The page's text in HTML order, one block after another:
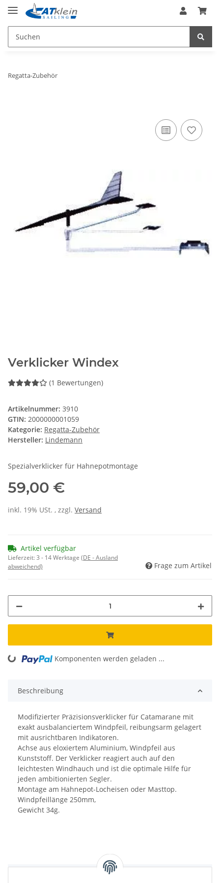
Regatta-Zubehör
Verklicker Windex
(1 Bewertungen)
Artikelnummer: 3910
GTIN: 2000000001059
Kategorie: Regatta-Zubehör
Hersteller: Lindemann
Spezialverklicker für Hahnepotmontage
59,00 €
inkl. 19% USt. , zzgl. Versand
Artikel verfügbar
Lieferzeit:3 - 14 Werktage (DE - Ausland
abweichend)
Frage zum Artikel
Loading... Komponenten werden geladen ...
Beschreibung
Modifizierter Präzisionsverklicker für Catamarane mit
exakt ausbalanciertem Windpfeil, reibungsarm gelagert
mit ausrichtbaren Indikatoren.
Achse aus eloxiertem Aluminium, Windpfeil aus
Kunststoff. Der Verklicker reagiert auch auf den
leichtesten Windhauch und ist die optimale Hilfe für
jeden ambitionierten Segler.
Montage am Hahnepot-Locheisen oder Masttop.
Windpfeillänge 250mm,
Gewicht 34g.